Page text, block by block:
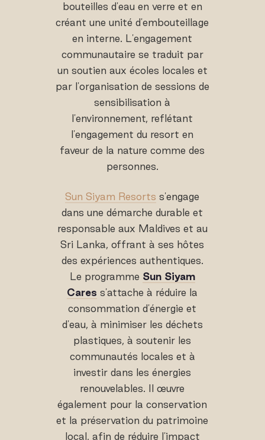
bouteilles d'eau en verre et en
créant une unité d'embouteillage
en interne. L'engagement
communautaire se traduit par
un soutien aux écoles locales et
par l'organisation de sessions de
sensibilisation à
l'environnement, reflétant
l'engagement du resort en
faveur de la nature comme des
personnes.
Sun Siyam Resorts s'engage
dans une démarche durable et
responsable aux Maldives et au
Sri Lanka, offrant à ses hôtes
des expériences authentiques.
Le programme Sun Siyam
Cares s'attache à réduire la
consommation d'énergie et
d'eau, à minimiser les déchets
plastiques, à soutenir les
communautés locales et à
investir dans les énergies
renouvelables. Il œuvre
également pour la conservation
et la préservation du patrimoine
local, afin de réduire l'impact